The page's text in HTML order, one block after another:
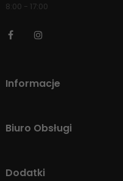
8:00 - 17:00
Facebook
Informacje
Biuro Obsługi
Dodatki